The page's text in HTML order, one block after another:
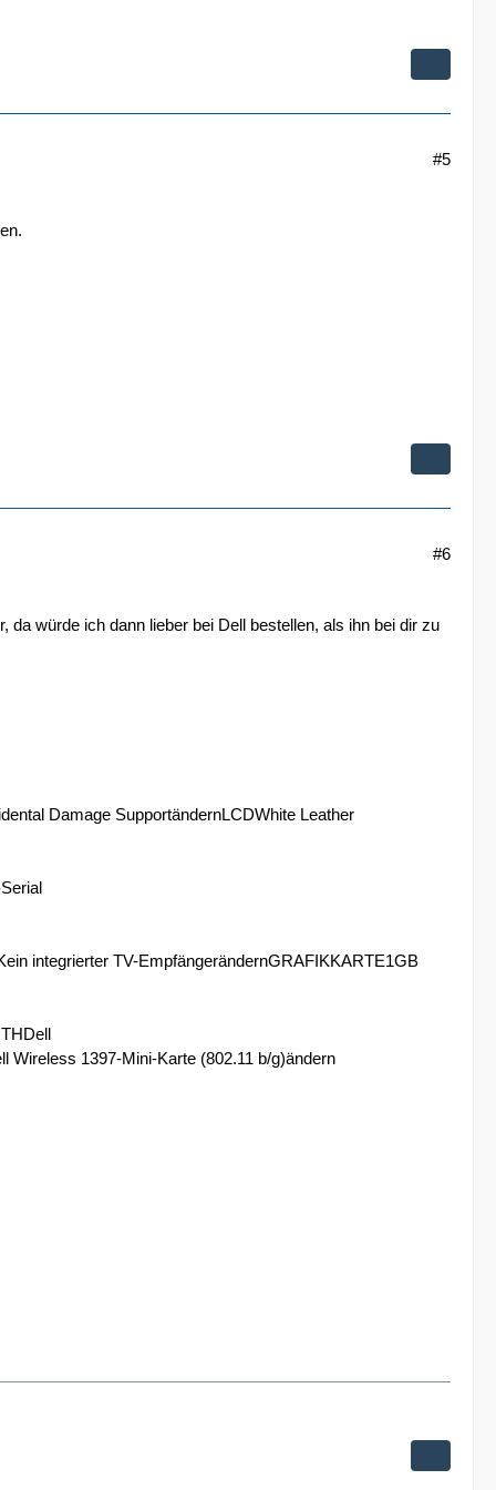
#5
#6
würde ich dann lieber bei Dell bestellen, als ihn bei dir zu
Damage SupportändernLCDWhite Leather
integrierter TV-EmpfängerändernGRAFIKKARTE1GB
1397-Mini-Karte (802.11 b/g)ändern